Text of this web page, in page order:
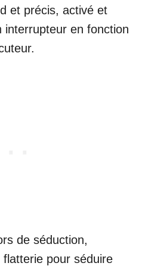
et précis, activé et
interrupteur en fonction
de séduction,
flatterie pour séduire